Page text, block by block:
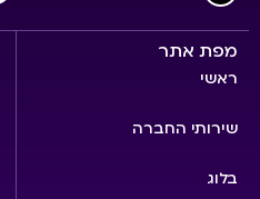
מפת אתר
ראשי
שירותי החברה
בלוג